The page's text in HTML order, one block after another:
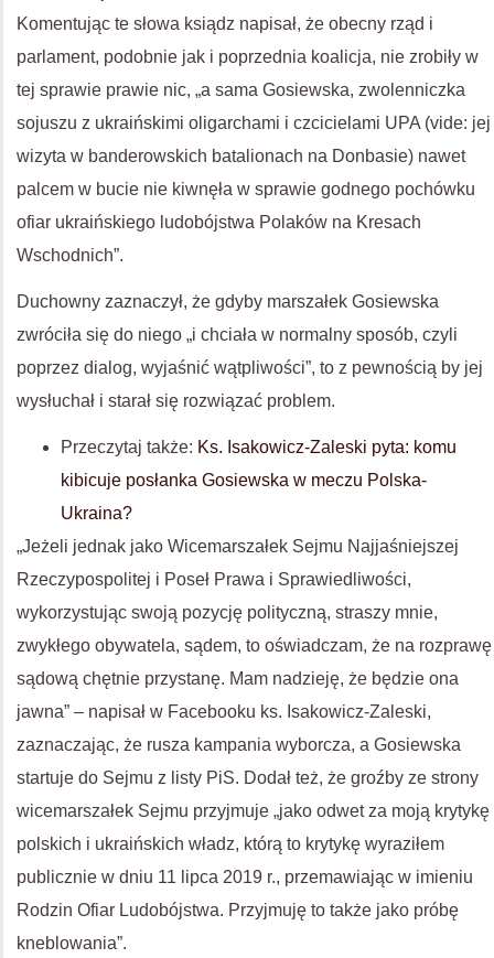
Komentując te słowa ksiądz napisał, że obecny rząd i
parlament, podobnie jak i poprzednia koalicja, nie zrobiły w
tej sprawie prawie nic, „a sama Gosiewska, zwolenniczka
sojuszu z ukraińskimi oligarchami i czcicielami UPA (vide: jej
wizyta w banderowskich batalionach na Donbasie) nawet
palcem w bucie nie kiwnęła w sprawie godnego pochówku
ofiar ukraińskiego ludobójstwa Polaków na Kresach
Wschodnich”.
Duchowny zaznaczył, że gdyby marszałek Gosiewska
zwróciła się do niego „i chciała w normalny sposób, czyli
poprzez dialog, wyjaśnić wątpliwości”, to z pewnością by jej
wysłuchał i starał się rozwiązać problem.
Przeczytaj także: Ks. Isakowicz-Zaleski pyta: komu
kibicuje posłanka Gosiewska w meczu Polska-
Ukraina?
„Jeżeli jednak jako Wicemarszałek Sejmu Najjaśniejszej
Rzeczypospolitej i Poseł Prawa i Sprawiedliwości,
wykorzystując swoją pozycję polityczną, straszy mnie,
zwykłego obywatela, sądem, to oświadczam, że na rozprawę
sądową chętnie przystanę. Mam nadzieję, że będzie ona
jawna” – napisał w Facebooku ks. Isakowicz-Zaleski,
zaznaczając, że rusza kampania wyborcza, a Gosiewska
startuje do Sejmu z listy PiS. Dodał też, że groźby ze strony
wicemarszałek Sejmu przyjmuje „jako odwet za moją krytykę
polskich i ukraińskich władz, którą to krytykę wyraziłem
publicznie w dniu 11 lipca 2019 r., przemawiając w imieniu
Rodzin Ofiar Ludobójstwa. Przyjmuję to także jako próbę
kneblowania”.